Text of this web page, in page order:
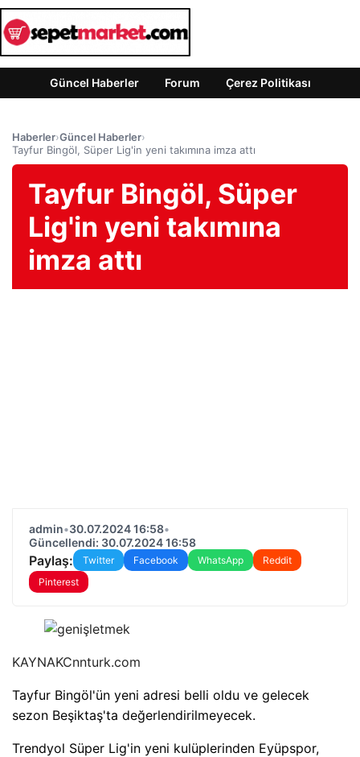
Güncel Haberler Forum Çerez Politikası
Haberler›Güncel Haberler›
Tayfur Bingöl, Süper Lig'in yeni takımına imza attı
Tayfur Bingöl, Süper
Lig'in yeni takımına
imza attı
admin•30.07.2024 16:58•
Güncellendi: 30.07.2024 16:58
Paylaş: Twitter Facebook WhatsApp
Reddit
Pinterest
KAYNAKCnnturk.com
Tayfur Bingöl'ün yeni adresi belli oldu ve gelecek
sezon Beşiktaş'ta değerlendirilmeyecek.
Trendyol Süper Lig'in yeni kulüplerinden Eyüpspor,